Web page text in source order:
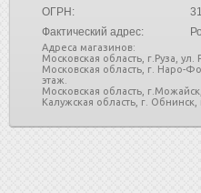
ОГРН:
Фактический адрес:
Адреса магазинов:
Московская область, г.Руза,
Московская область, г. Наро-
этаж.
Московская область,
Калужская область, г.